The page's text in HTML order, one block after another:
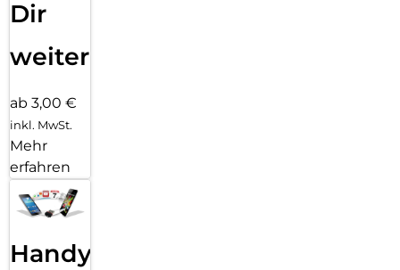
Dir
weiter
ab 3,00 €
inkl. MwSt.
Mehr
erfahren
Handy